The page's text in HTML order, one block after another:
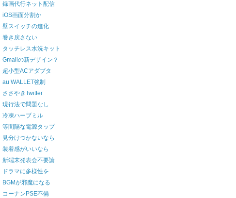
録画代行ネット配信
iOS画面分割か
壁スイッチの進化
巻き戻さない
タッチレス水洗キット
Gmailの新デザイン？
超小型ACアダプタ
au WALLET強制
ささやきTwitter
現行法で問題なし
冷凍ハーブミル
等間隔な電源タップ
見分けつかないなら
装着感がいいなら
新端末発表会不要論
ドラマに多様性を
BGMが邪魔になる
コーナンPSE不備